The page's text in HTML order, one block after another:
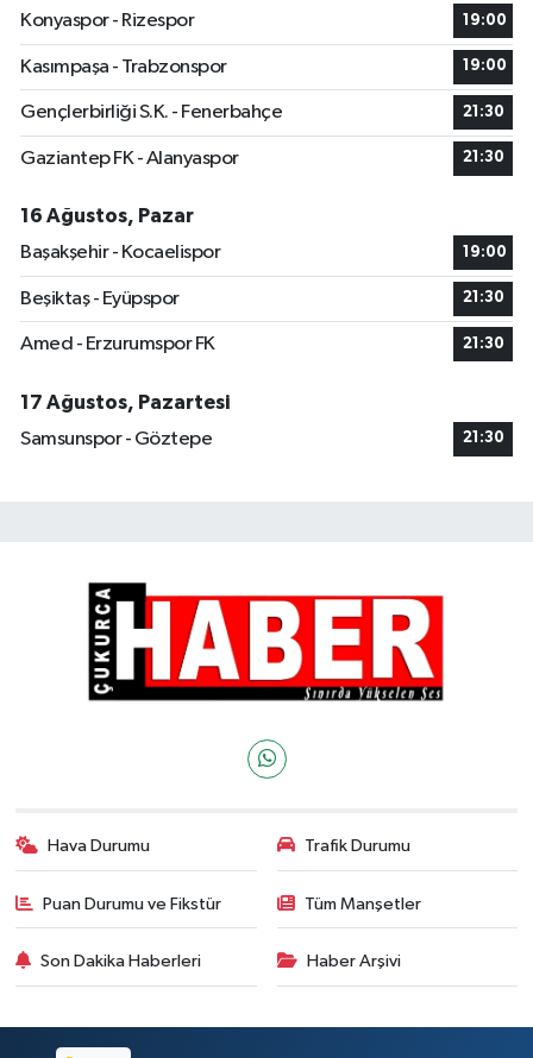
Konyaspor - Rizespor
19:00
Kasımpaşa - Trabzonspor 19:00
Gençlerbirliği S.K. - Fenerbahçe 21:30
Gaziantep FK - Alanyaspor 21:30
16 Ağustos, Pazar
Başakşehir - Kocaelispor
19:00
Beşiktaş - Eyüpspor 21:30
Amed - Erzurumspor FK 21:30
17 Ağustos, Pazartesi
Samsunspor - Göztepe
21:30
Hava Durumu Trafik Durumu
Puan Durumu ve Fikstür Tüm Manşetler
Son Dakika Haberleri Haber Arşivi